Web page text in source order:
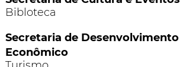
Bibloteca
Secretaria de Desenvolvimento
Econômico